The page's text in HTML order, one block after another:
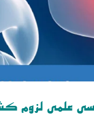
علمی لزوم